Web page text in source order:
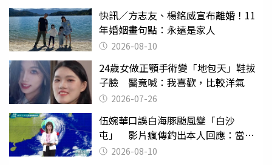
快訊／方志友、楊銘威宣布離婚！11
年婚姻畫句點：永遠是家人
2026-08-10
24歲女做正顎手術變「地包天」鞋拔
子臉 醫竟喊：我喜歡，比較洋氣
2026-07-26
伍婉華口誤白海豚颱風變「白沙
屯」 影片瘋傳釣出本人回應：當下
懊惱到現在
2026-08-10